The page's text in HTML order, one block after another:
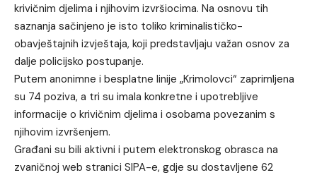
krivičnim djelima i njihovim izvršiocima. Na osnovu tih
saznanja sačinjeno je isto toliko kriminalističko-
obavještajnih izvještaja, koji predstavljaju važan osnov za
dalje policijsko postupanje.
Putem anonimne i besplatne linije „Krimolovci“ zaprimljena
su 74 poziva, a tri su imala konkretne i upotrebljive
informacije o krivičnim djelima i osobama povezanim s
njihovim izvršenjem.
Građani su bili aktivni i putem elektronskog obrasca na
zvaničnoj web stranici SIPA-e, gdje su dostavljene 62